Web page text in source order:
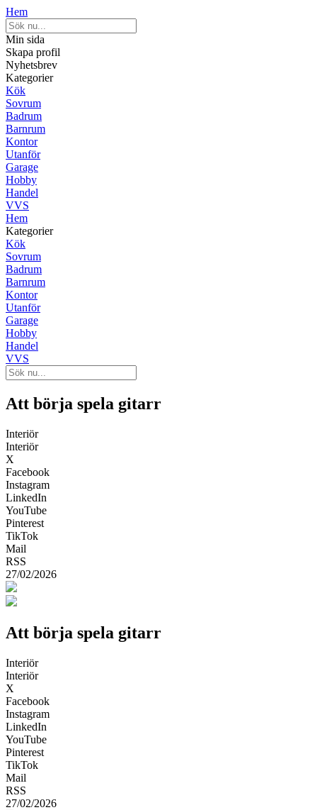
Hem
Min sida
Skapa profil
Nyhetsbrev
Kategorier
Kök
Sovrum
Badrum
Barnrum
Kontor
Utanför
Garage
Hobby
Handel
VVS
Hem
Kategorier
Kök
Sovrum
Badrum
Barnrum
Kontor
Utanför
Garage
Hobby
Handel
VVS
Att börja spela gitarr
Interiör
Interiör
X
Facebook
Instagram
LinkedIn
YouTube
Pinterest
TikTok
Mail
RSS
27/02/2026
Att börja spela gitarr
Interiör
Interiör
X
Facebook
Instagram
LinkedIn
YouTube
Pinterest
TikTok
Mail
RSS
27/02/2026